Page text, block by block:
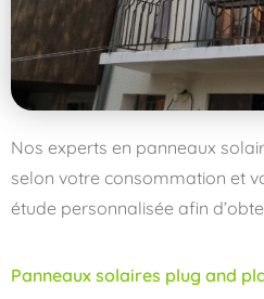
Nos experts en panneaux
selon votre consommation et
étude personnalisée afin
Panneaux solaires plug and